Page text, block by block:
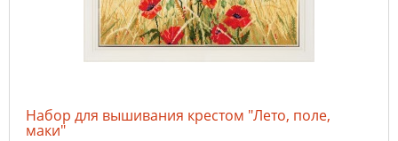
Набор для вышивания крестом "Лето, поле,
маки"